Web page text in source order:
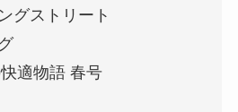
グストリート
適物語 春号